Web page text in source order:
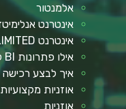
אלמנטור
אינטרנט אנלימיטד
אינטרנט UNLIMITED
אילו פתרונות BI קיימים היום
איך לבצע רכישה
אוזניות מקצועיות
אוזניות